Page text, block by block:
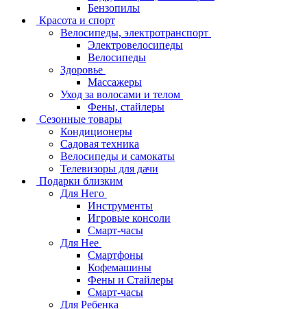
Бензопилы
Красота и спорт
Велосипеды, электротранспорт
Электровелосипеды
Велосипеды
Здоровье
Массажеры
Уход за волосами и телом
Фены, стайлеры
Сезонные товары
Кондиционеры
Садовая техника
Велосипеды и самокаты
Телевизоры для дачи
Подарки близким
Для Него
Инструменты
Игровые консоли
Смарт-часы
Для Нее
Смартфоны
Кофемашины
Фены и Стайлеры
Смарт-часы
Для Ребенка